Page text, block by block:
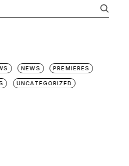
NEWS PREMIERES
UNCATEGORIZED